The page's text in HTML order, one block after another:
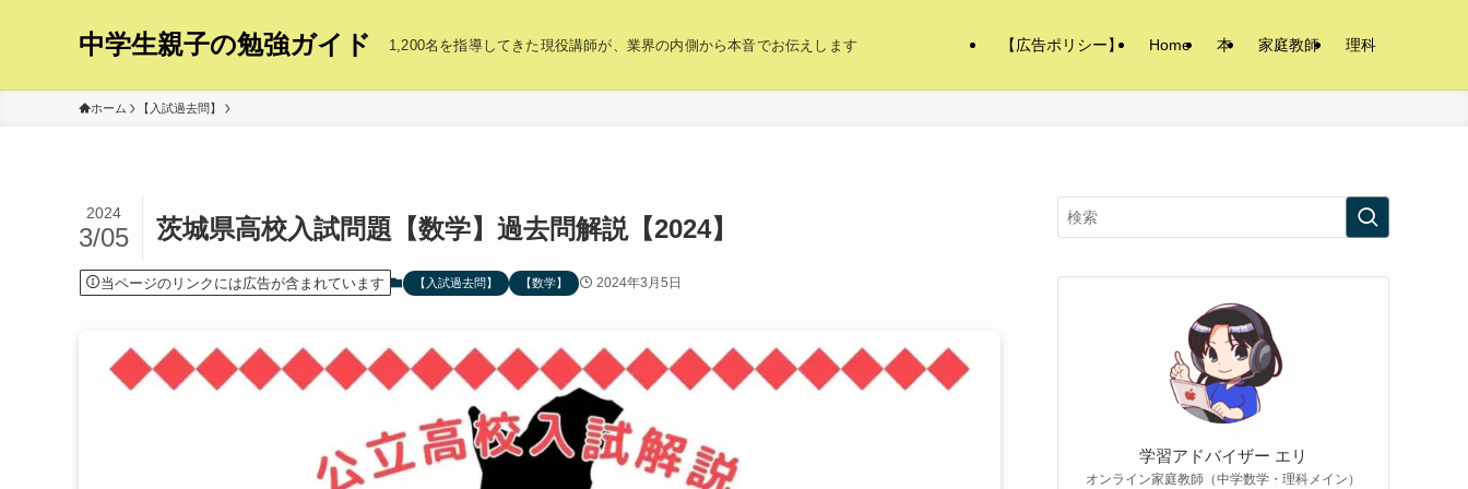
中学生親子の勉強ガイド 1,200名を指導してきた現役講師が、業界の内側から本音でお伝えします 【広告ポリシー】 Home 本 家庭教師 理科
ホーム 【入試過去問】
茨城県高校入試問題【数学】過去問解説【2024】
2024
3/05
当ページのリンクには広告が含まれています 【入試過去問】 【数学】 2024年3月5日
学習アドバイザー エリ
オンライン家庭教師（中学数学・理科メイン）